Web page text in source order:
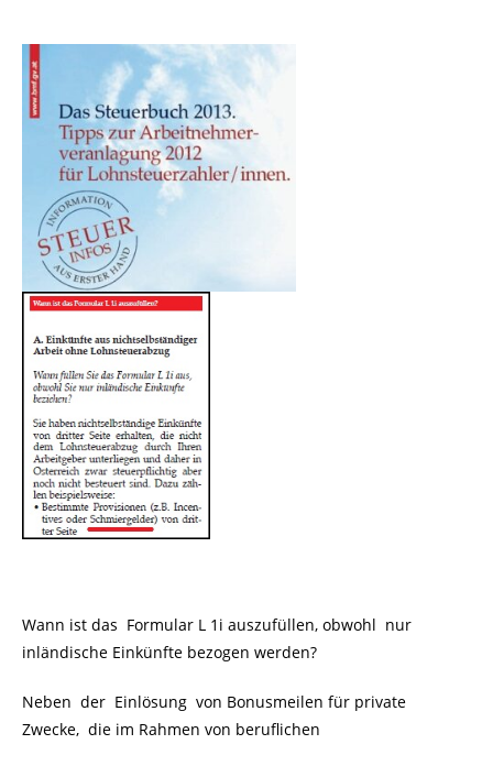
Wann ist das Formular L 1i auszufüllen, obwohl nur
inländische Einkünfte bezogen werden?
Neben der Einlösung von Bonusmeilen für private
Zwecke, die im Rahmen von beruflichen